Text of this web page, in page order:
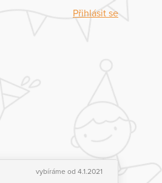
Přihlásit se
vybíráme od 4.1.2021